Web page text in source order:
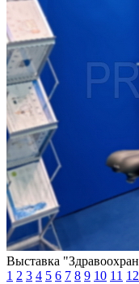
Выставка
1 2 3 4 5 6 7 8 9 10 11 12